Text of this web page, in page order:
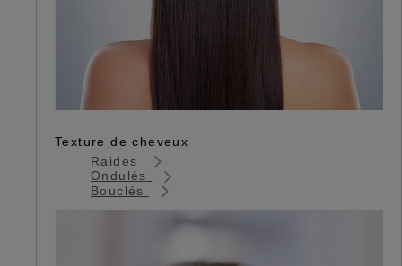
Texture de cheveux
Raides
Ondulés
Bouclés